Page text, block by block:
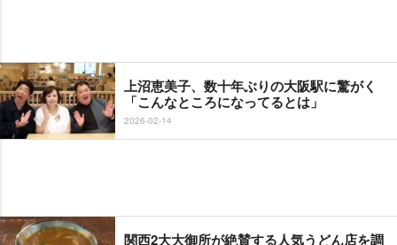
上沼恵美子、数十年ぶりの大阪駅に驚がく
「こんなところになってるとは」
2026-02-14
関西2大大御所が絶賛する人気うどん店を調